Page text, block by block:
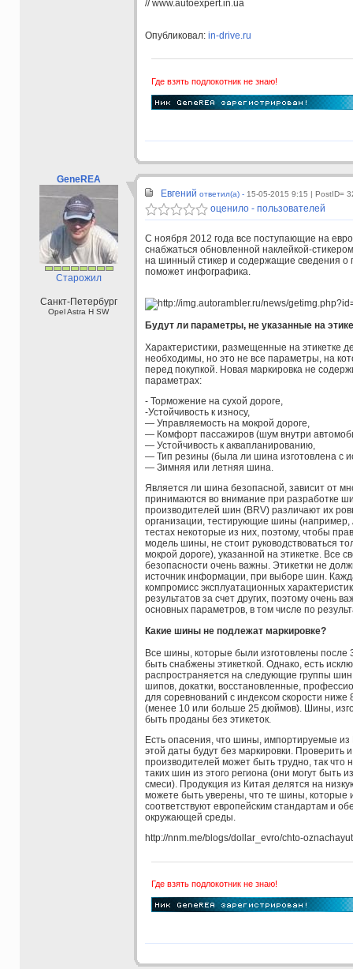
// www.autoexpert.in.ua
Опубликовал: in-drive.ru
Где взять подлокотник не знаю!
GeneREA
Старожил
Санкт-Петербург
Opel Astra H SW
Евгений ответил(а) - 15-05-2015 9:15 | PostID=
оценило - пользователей
С ноября 2012 года все поступающие на
снабжаться обновленной наклейкой-
на шинный стикер и содержащие сведения о
поможет инфографика.
Будут ли параметры, не указанные на
Характеристики, размещенные на этикетке
необходимы, но это не все параметры, на
перед покупкой. Новая маркировка не
параметрах:
- Торможение на сухой дороге,
-Устойчивость к износу,
— Управляемость на мокрой дороге,
— Комфорт пассажиров (шум внутри
— Устойчивость к аквапланированию,
— Тип резины (была ли шина изготовлена с
— Зимняя или летняя шина.
Является ли шина безопасной, зависит от
принимаются во внимание при разработке
производителей шин (BRV) различают их
организации, тестирующие шины (например,
тестах некоторые из них, поэтому, чтобы
модель шины, не стоит руководствоваться
мокрой дороге), указанной на этикетке. Все
безопасности очень важны. Этикетки не
источник информации, при выборе шин.
компромисс эксплуатационных
результатов за счет других, поэтому очень
основных параметров, в том числе по
Какие шины не подлежат маркировке?
Все шины, которые были изготовлены после
быть снабжены этикеткой. Однако, есть
распространяется на следующие группы
шипов, докатки, восстановленные,
для соревнований с индексом скорости
(менее 10 или больше 25 дюймов). Шины,
быть проданы без этикеток.
Есть опасения, что шины, импортируемые
этой даты будут без маркировки. Проверить
производителей может быть трудно, так что
таких шин из этого региона (они могут быть
смеси). Продукция из Китая делятся на
можете быть уверены, что те шины, которые
соответствуют европейским стандартам и
окружающей среды.
http://nnm.me/blogs/dollar_evro/chto-
Где взять подлокотник не знаю!